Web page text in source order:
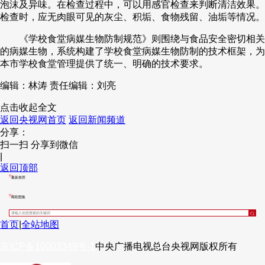
泡沫及异味。在检查过程中，可以用感官检查来判断清洁效果。
检查时，应无肉眼可见的灰尘、积垢、食物残留、油垢等情况。
《学校食堂病媒生物防制规范》则围绕与食品安全密切相关
的病媒生物，系统构建了学校食堂病媒生物防制的技术框架，为
本市学校食堂管理提供了统一、明确的技术要求。
编辑：林涛 责任编辑：刘亮
点击收起全文
返回央视网首页 返回新闻频道
分享：
扫一扫 分享到微信
返回顶部
最新推荐
精彩图集
首页 全站地图
中央广播电视总台央视网 版权所有